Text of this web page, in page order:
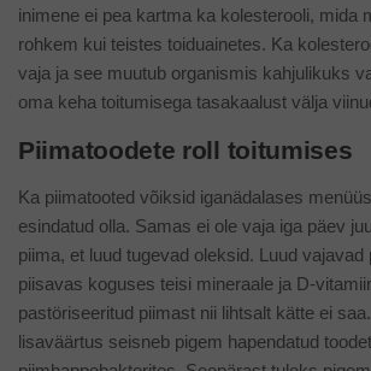
inimene ei pea kartma ka kolesterooli, mida
rohkem kui teistes toiduainetes. Ka
vaja ja see muutub organismis kahjulikuks
oma keha toitumisega tasakaalust välja
Piimatoodete roll toitumises
Ka piimatooted võiksid iganädalases
esindatud olla. Samas ei ole vaja iga päev
piima, et luud tugevad oleksid. Luud vajavad
piisavas koguses teisi mineraale ja D-
pastöriseeritud piimast nii lihtsalt kätte ei
lisaväärtus seisneb pigem hapendatud